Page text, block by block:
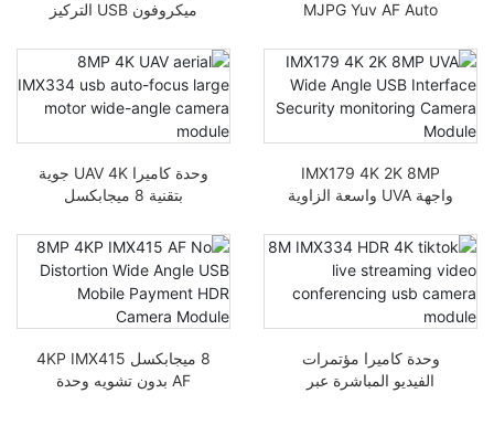
MJPG Yuv AF Auto
USB للتعرف على لوحة
الاسم
ميكروفون USB التركيز
ميجابكسل 4KP وحدة
كاميرا الهاتف المرئي
IMX179 4K 2K 8MP
واجهة UVA واسعة الزاوية
وحدة كاميرا UAV 4K جوية
بتقنية 8 ميجابكسل
بمحرك كبير وزاوية واسعة
وحدة كاميرا مؤتمرات
الفيديو المباشرة عبر
8 ميجابكسل 4KP IMX415
AF بدون تشويه وحدة